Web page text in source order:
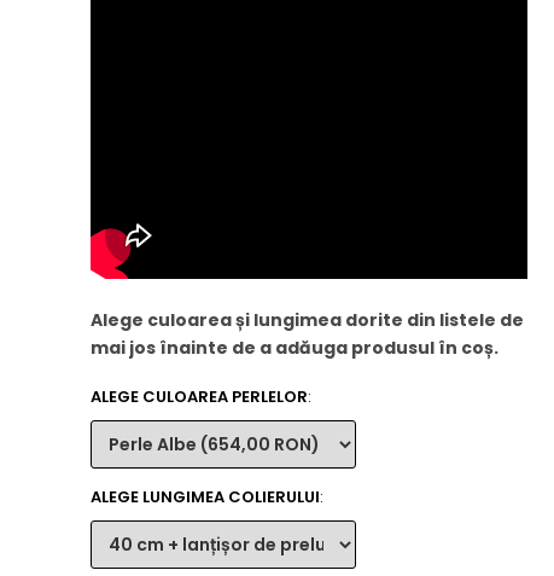
Alege culoarea și lungimea dorite din listele de
mai jos înainte de a adăuga produsul în coș.
ALEGE CULOAREA PERLELOR:
ALEGE LUNGIMEA COLIERULUI: